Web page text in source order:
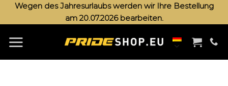
ZumWegen des Jahresurlaubs werden wir Ihre Bestellung
am 20.07.2026 bearbeiten.